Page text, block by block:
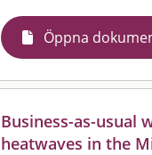
Öppna
Business-as-usual
heatwaves in the